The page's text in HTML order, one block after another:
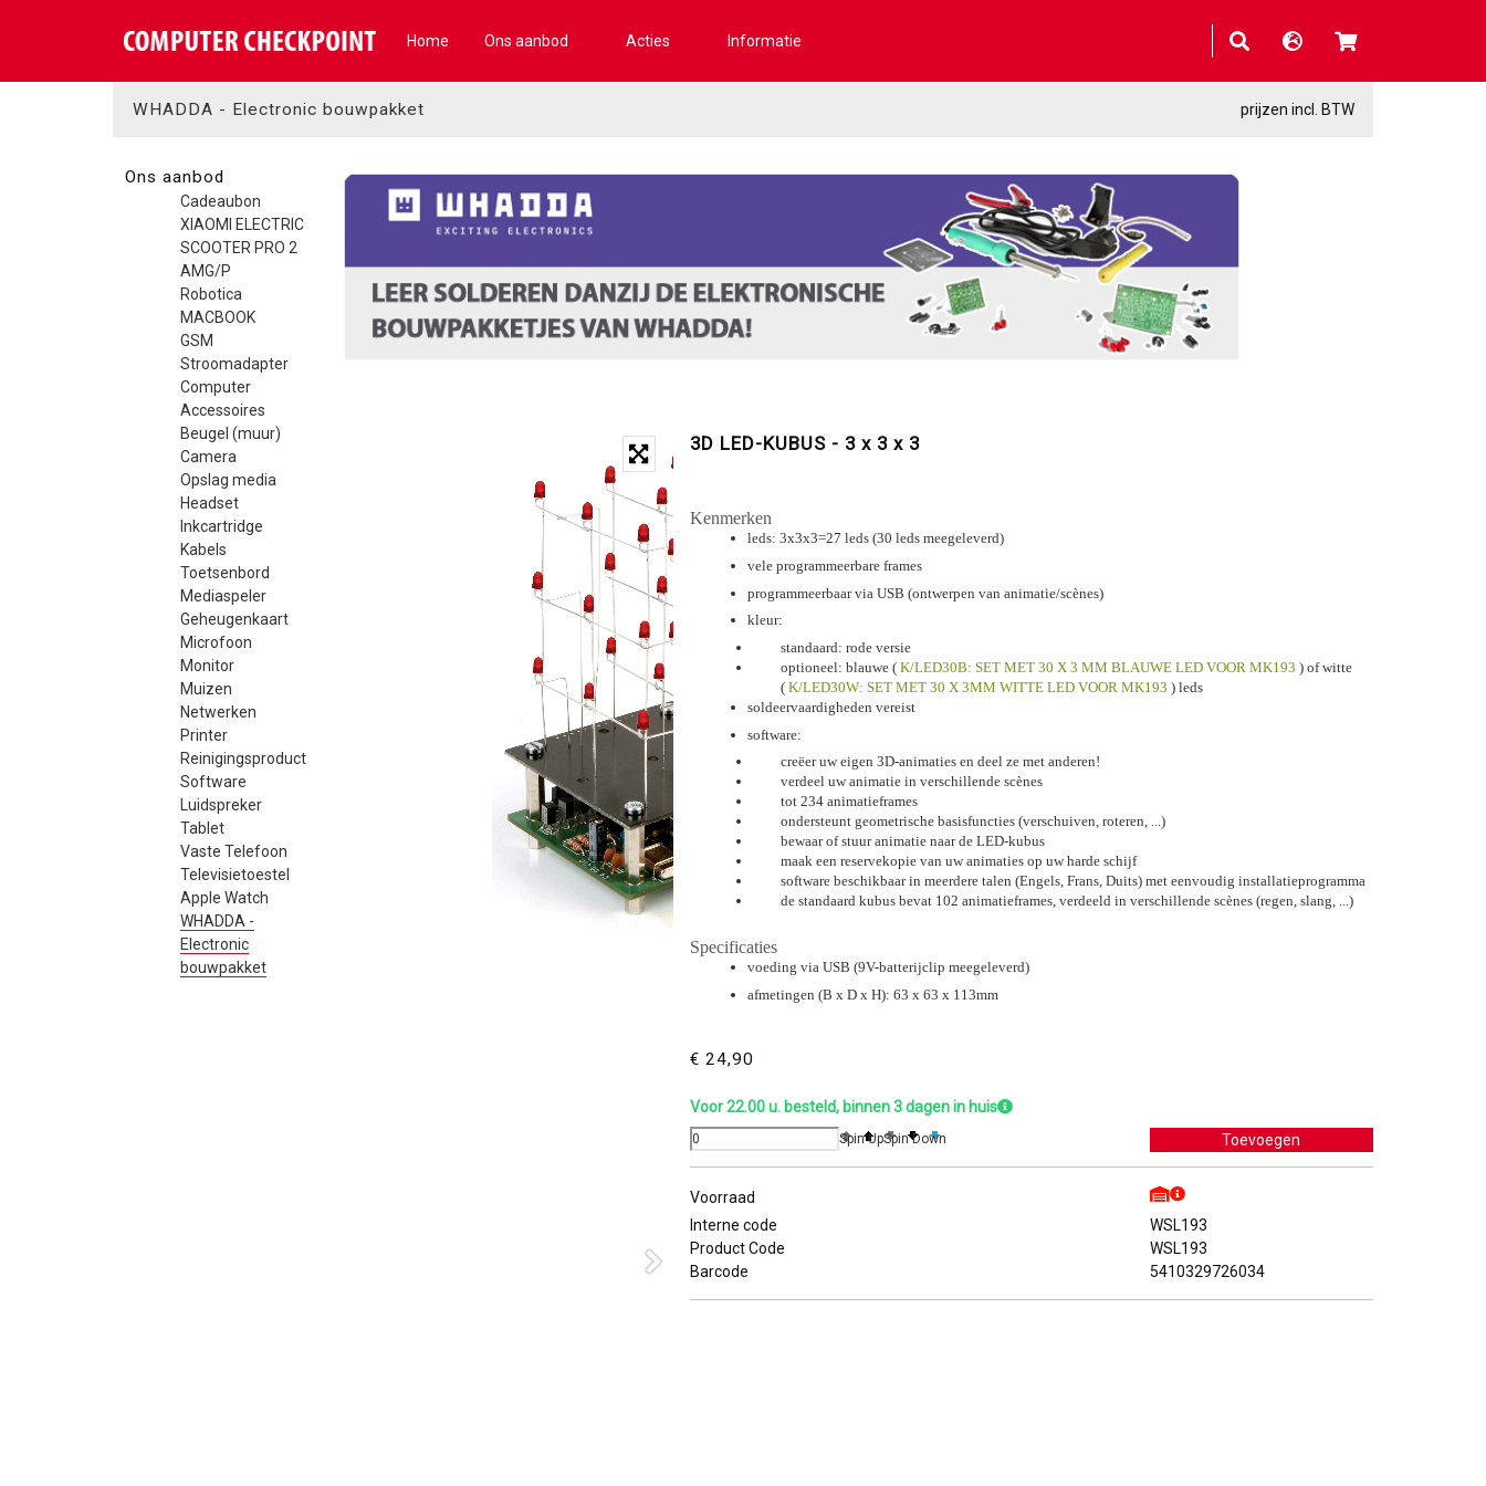
Home Ons aanbod Acties Informatie
WHADDA - Electronic bouwpakket prijzen incl. BTW
Ons aanbod
Cadeaubon
XIAOMI ELECTRIC
SCOOTER PRO 2
AMG/P
Robotica
MACBOOK
GSM
Stroomadapter
Computer
Accessoires
Beugel (muur)
Camera
Opslag media
Headset
Inkcartridge
Kabels
Toetsenbord
Mediaspeler
Geheugenkaart
Microfoon
Monitor
Muizen
Netwerken
Printer
Reinigingsproduct
Software
Luidspreker
Tablet
Vaste Telefoon
Televisietoestel
Apple Watch
WHADDA -
Electronic
bouwpakket
3D LED-KUBUS - 3 x 3 x 3
Kenmerken
leds: 3x3x3=27 leds (30 leds meegeleverd)
vele programmeerbare frames
programmeerbaar via USB (ontwerpen van animatie/scènes)
kleur:
standaard: rode versie
optioneel: blauwe ( K/LED30B: SET MET 30 X 3 MM BLAUWE LED VOOR MK193 ) of witte
( K/LED30W: SET MET 30 X 3MM WITTE LED VOOR MK193 ) leds
soldeervaardigheden vereist
software:
creëer uw eigen 3D-animaties en deel ze met anderen!
verdeel uw animatie in verschillende scènes
tot 234 animatieframes
ondersteunt geometrische basisfuncties (verschuiven, roteren, ...)
bewaar of stuur animatie naar de LED-kubus
maak een reservekopie van uw animaties op uw harde schijf
software beschikbaar in meerdere talen (Engels, Frans, Duits) met eenvoudig installatieprogramma
de standaard kubus bevat 102 animatieframes, verdeeld in verschillende scènes (regen, slang, ...)
Specificaties
voeding via USB (9V-batterijclip meegeleverd)
afmetingen (B x D x H): 63 x 63 x 113mm
€ 24,90
Voor 22.00 u. besteld, binnen 3 dagen in huis
Spin UpSpin Down
Voorraad
Interne code
WSL193
Product Code
WSL193
Barcode
5410329726034